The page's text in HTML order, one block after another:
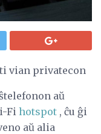
vian privatecon
aŭ
Fi hotspot , ĉu ĝi
aŭ alia